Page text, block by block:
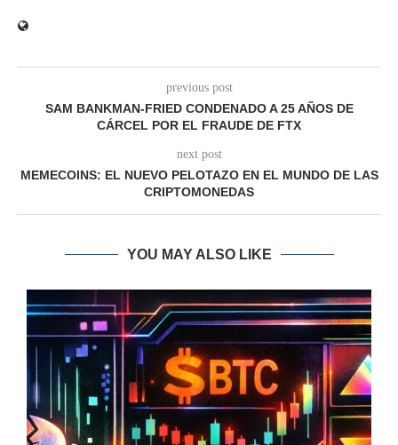
previous post
SAM BANKMAN-FRIED CONDENADO A 25 AÑOS DE
CÁRCEL POR EL FRAUDE DE FTX
next post
MEMECOINS: EL NUEVO PELOTAZO EN EL MUNDO DE LAS
CRIPTOMONEDAS
YOU MAY ALSO LIKE